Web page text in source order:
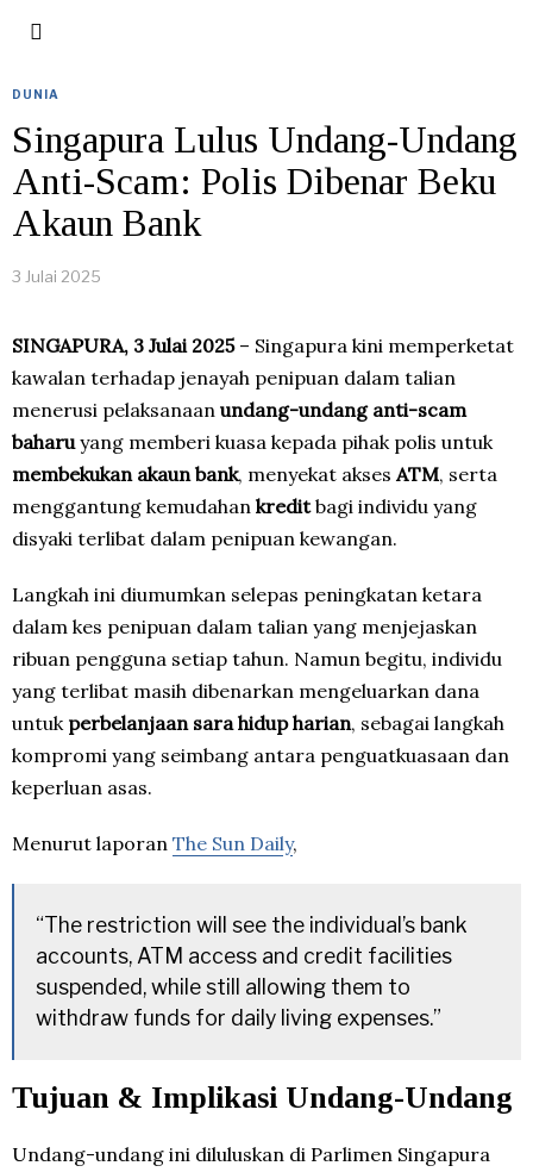
DUNIA
Singapura Lulus Undang-Undang
Anti-Scam: Polis Dibenar Beku
Akaun Bank
3 Julai 2025
SINGAPURA, 3 Julai 2025– Singapura kini memperketat
kawalan terhadap jenayah penipuan dalam talian
menerusi pelaksanaan undang-undang anti-scam
baharuyang memberi kuasa kepada pihak polis untuk
membekukan akaun bank, menyekat aksesATM, serta
menggantung kemudahan kreditbagi individu yang
disyaki terlibat dalam penipuan kewangan.
Langkah ini diumumkan selepas peningkatan ketara
dalam kes penipuan dalam talian yang menjejaskan
ribuan pengguna setiap tahun. Namun begitu, individu
yang terlibat masih dibenarkan mengeluarkan dana
untuk perbelanjaan sara hidup harian, sebagai langkah
kompromi yang seimbang antara penguatkuasaan dan
keperluan asas.
Menurut laporan The Sun Daily,
“The restriction will see the individual’s bank
accounts, ATM access and credit facilities
suspended, while still allowing them to
withdraw funds for daily living expenses.”
Tujuan & Implikasi Undang-Undang
Undang-undang ini diluluskan di Parlimen Singapura